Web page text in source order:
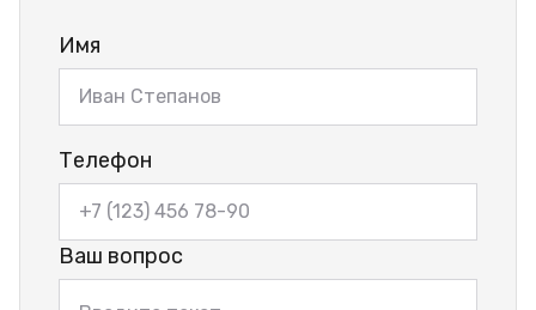
Имя
Телефон
Ваш вопрос